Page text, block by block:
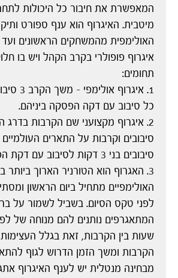
המאפשרת את חיבור כל היכולות
מיטבית. האיגרוף הוא ענף ספורט
האולימפית מהמשחקים הראשונים ועד
איגרוף פופולרי בקרב הקהל ויש בו
תחומים:
כל סיבוב עם דקה הפסקה ביניהם.
סיבובים בני 3 דקות לסיבוב עם דקת הפסקה ביניהם.
3. האגרוף הוא הטורניר הארוך ביותר
האולימפיים מתחיל ביום הראשון
לפני טקס הסיום. בשביל לשמור על
שעות בין הקרבות, זאת בגלל
הקרבות ומשך הזמן הדרוש לגוף
מבחינה מנטלית יש לענף האיגרוף